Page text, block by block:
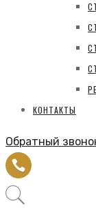
КОНТАКТЫ
Обратный